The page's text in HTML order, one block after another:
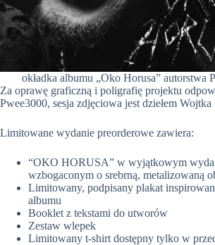
okładka albumu „Oko Horusa” autorstwa
Za oprawę graficzną i poligrafię projektu
Pwee3000, sesja zdjęciowa jest dziełem
Limitowane wydanie preorderowe zawiera:
“OKO HORUSA” w wyjątkowym
wzbogaconym o srebrną, metalizowaną
Limitowany, podpisany plakat
albumu
Booklet z tekstami do utworów
Zestaw wlepek
Limitowany t-shirt dostępny tylko w